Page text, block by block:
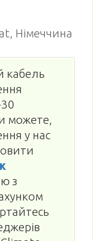
Німеччина
кабель
можете,
у нас
з